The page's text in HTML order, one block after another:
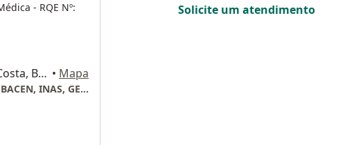
- RQE Nº:
SGAS 610 Centro Médico Lúcio Costa, Bloco 2, Sala 11 - Asa Sul, Brasília - DF, 70200-700, Brasília • Mapa
MAXICOR - CONVENIOS: ASSEFAZ , BACEN, INAS, GEAP E , BRADESCO, MEDSENIOR
Solicite um atendimento